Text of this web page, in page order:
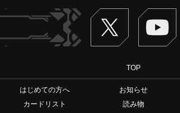
Twitter
TOP
はじめての方へ お知らせ
カードリスト
読み物